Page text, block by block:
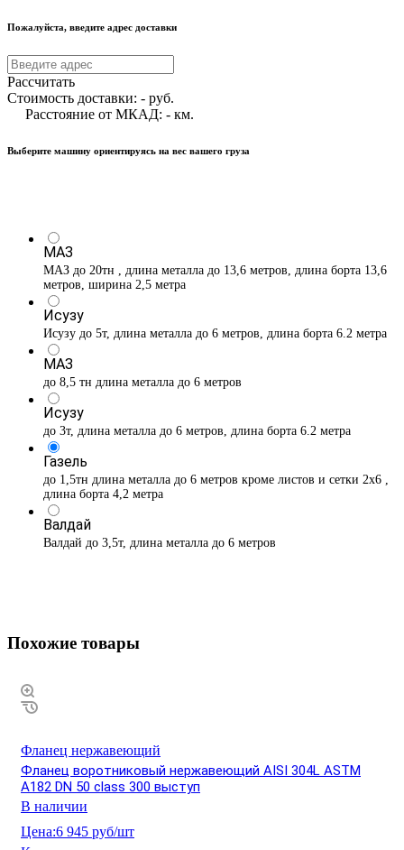
Пожалуйста, введите адрес доставки
Рассчитать
Стоимость доставки: - руб.
Расстояние от МКАД: - км.
Выберите машину ориентируясь на вес вашего груза
МАЗ
МАЗ до 20тн , длина металла до 13,6 метров, длина борта 13,6
метров, ширина 2,5 метра
Исузу
Исузу до 5т, длина металла до 6 метров, длина борта 6.2 метра
МАЗ
до 8,5 тн длина металла до 6 метров
Исузу
до 3т, длина металла до 6 метров, длина борта 6.2 метра
Газель
до 1,5тн длина металла до 6 метров кроме листов и сетки 2х6 ,
длина борта 4,2 метра
Валдай
Валдай до 3,5т, длина металла до 6 метров
Похожие товары
Фланец нержавеющий
Фланец воротниковый нержавеющий AISI 304L ASTM
A182 DN 50 class 300 выступ
В наличии
Цена:6 945 руб/шт